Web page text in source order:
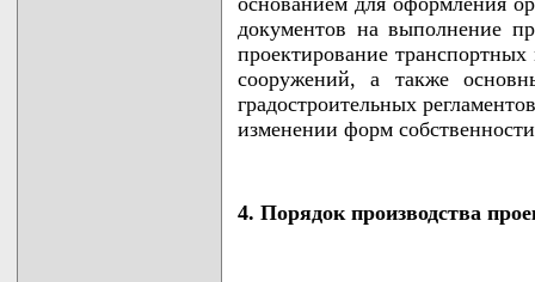
документов на выполнение
проектирование
сооружений, а также
градостроительных
изменении форм
4. Порядок производства